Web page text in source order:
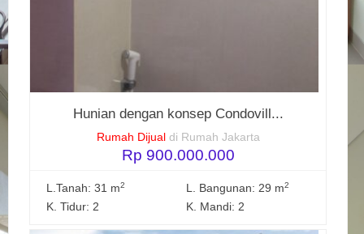
Hunian dengan konsep Condovill...
Rumah Dijual di Rumah Jakarta
Rp 900.000.000
L.Tanah: 31 m2 L. Bangunan: 29 m2
K. Tidur: 2 K. Mandi: 2